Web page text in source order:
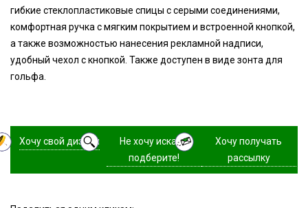
гибкие стеклопластиковые спицы с серыми соединениями,
комфортная ручка с мягким покрытием и встроенной кнопкой,
а также возможностью нанесения рекламной надписи,
удобный чехол с кнопкой. Также доступен в виде зонта для
гольфа.
Хочу свой дизайн
Не хочу искать,
подберите!
Хочу получать
рассылку